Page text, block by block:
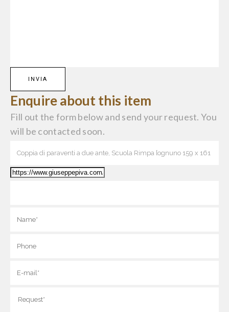
Enquire about this item
Fill out the form below and send your request. You
will be contacted soon.